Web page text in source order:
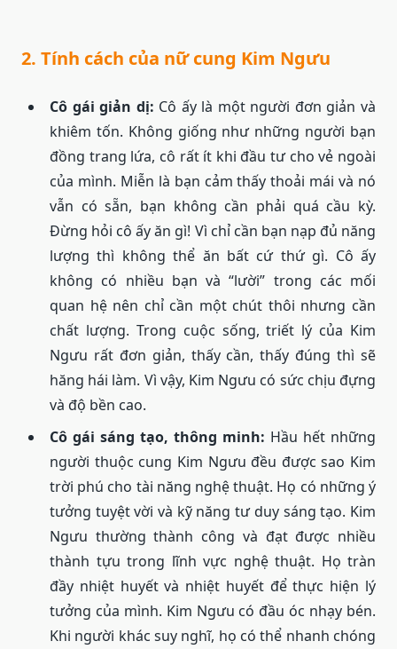
2. Tính cách của nữ cung Kim Ngưu
Cô gái giản dị: Cô ấy là một người đơn giản và
khiêm tốn. Không giống như những người bạn
đồng trang lứa, cô rất ít khi đầu tư cho vẻ ngoài
của mình. Miễn là bạn cảm thấy thoải mái và nó
vẫn có sẵn, bạn không cần phải quá cầu kỳ.
Đừng hỏi cô ấy ăn gì! Vì chỉ cần bạn nạp đủ năng
lượng thì không thể ăn bất cứ thứ gì. Cô ấy
không có nhiều bạn và “lười” trong các mối
quan hệ nên chỉ cần một chút thôi nhưng cần
chất lượng. Trong cuộc sống, triết lý của Kim
Ngưu rất đơn giản, thấy cần, thấy đúng thì sẽ
hăng hái làm. Vì vậy, Kim Ngưu có sức chịu đựng
và độ bền cao.
Cô gái sáng tạo, thông minh: Hầu hết những
người thuộc cung Kim Ngưu đều được sao Kim
trời phú cho tài năng nghệ thuật. Họ có những ý
tưởng tuyệt vời và kỹ năng tư duy sáng tạo. Kim
Ngưu thường thành công và đạt được nhiều
thành tựu trong lĩnh vực nghệ thuật. Họ tràn
đầy nhiệt huyết và nhiệt huyết để thực hiện lý
tưởng của mình. Kim Ngưu có đầu óc nhạy bén.
Khi người khác suy nghĩ, họ có thể nhanh chóng